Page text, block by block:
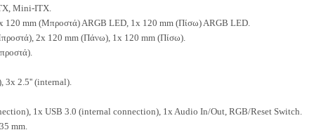
Mini-ITX.
120 mm (Μπροστά) ARGB LED, 1x 120 mm (Πίσω) ARGB LED.
2x 120 mm (Πάνω), 1x 120 mm (Πίσω).
3x 2.5'' (internal).
1x USB 3.0 (internal connection), 1x Audio In/Out, RGB/Reset Switch.
mm.